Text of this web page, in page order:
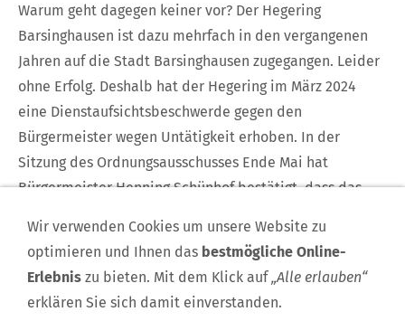
Warum geht dagegen keiner vor? Der Hegering
Barsinghausen ist dazu mehrfach in den vergangenen
Jahren auf die Stadt Barsinghausen zugegangen. Leider
ohne Erfolg. Deshalb hat der Hegering im März 2024
eine Dienstaufsichtsbeschwerde gegen den
Bürgermeister wegen Untätigkeit erhoben. In der
Sitzung des Ordnungsausschusses Ende Mai hat
Bürgermeister Henning Schünhof bestätigt, dass das
Deshalb ist jetzt die Dienstaufsichtsbeschwerde vom
Wir verwenden Cookies um unsere Website zu
optimieren und Ihnen das bestmögliche Online-
Erlebnis zu bieten. Mit dem Klick auf„Alle erlauben“
erklären Sie sich damit einverstanden.